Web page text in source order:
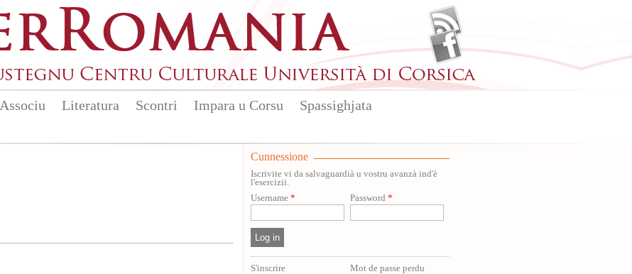
Associu Literatura Scontri Impara u Corsu Spassighjata
Cunnessione
Iscrivite vi da salvaguardià u vostru avanzà ind'è
l'esercizii.
Username * Password *
S'inscrire Mot de passe perdu